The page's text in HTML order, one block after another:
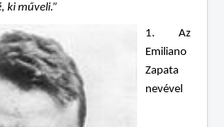
ki műveli.”
1. Az
Emiliano
Zapata
nevével